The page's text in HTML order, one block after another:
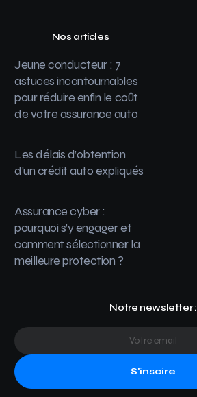
Nos articles
Jeune conducteur : 7
astuces incontournables
pour réduire enfin le coût
de votre assurance auto
Les délais d’obtention
d’un crédit auto expliqués
Assurance cyber :
pourquoi s’y engager et
comment sélectionner la
meilleure protection ?
Notre newsletter :
S'inscire